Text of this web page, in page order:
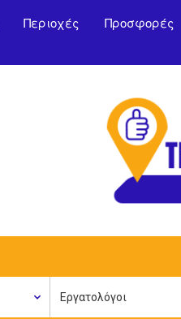
Περιοχές Προσφορές